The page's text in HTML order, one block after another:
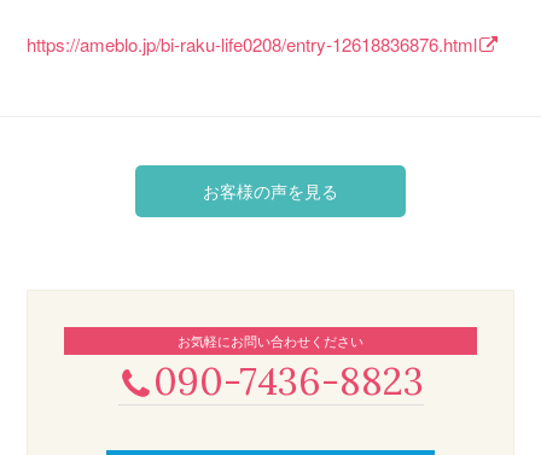
https://ameblo.jp/bi-raku-life0208/entry-12618836876.html
お客様の声を見る
お気軽にお問い合わせください
090-7436-8823